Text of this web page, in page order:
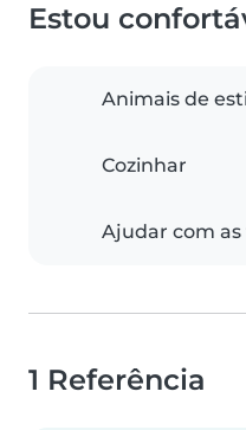
Estou
Animais de
Cozinhar
Ajudar com as
1 Referência